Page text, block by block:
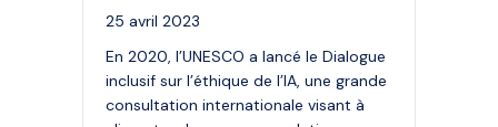
25 avril 2023
En 2020, l’UNESCO a lancé le Dialogue
inclusif sur l’éthique de l’IA, une grande
consultation internationale visant à